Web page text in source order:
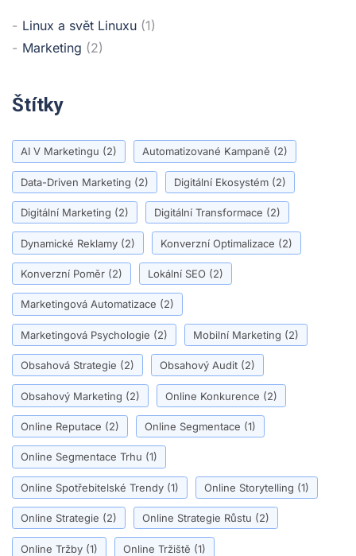
Linux a svět Linuxu (1)
Marketing (2)
Štítky
AI V Marketingu (2) Automatizované Kampaně (2)
Data-Driven Marketing (2) Digitální Ekosystém (2)
Digitální Marketing (2) Digitální Transformace (2)
Dynamické Reklamy (2) Konverzní Optimalizace (2)
Konverzní Poměr (2) Lokální SEO (2)
Marketingová Automatizace (2)
Marketingová Psychologie (2) Mobilní Marketing (2)
Obsahová Strategie (2) Obsahový Audit (2)
Obsahový Marketing (2) Online Konkurence (2)
Online Reputace (2) Online Segmentace (1)
Online Segmentace Trhu (1)
Online Spotřebitelské Trendy (1) Online Storytelling (1)
Online Strategie (2) Online Strategie Růstu (2)
Online Tržby (1) Online Tržiště (1)